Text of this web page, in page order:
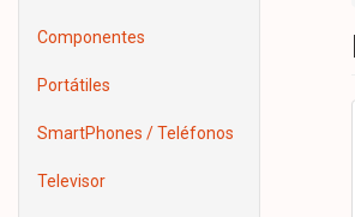
Componentes
Portátiles
SmartPhones / Teléfonos
Televisor